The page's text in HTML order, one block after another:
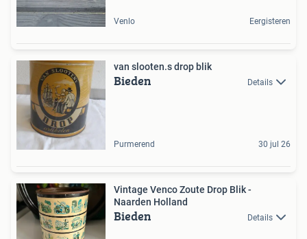
Venlo Eergisteren
van slooten.s drop blik
Bieden Details
Purmerend 30 jul 26
Vintage Venco Zoute Drop Blik -
Naarden Holland
Bieden Details